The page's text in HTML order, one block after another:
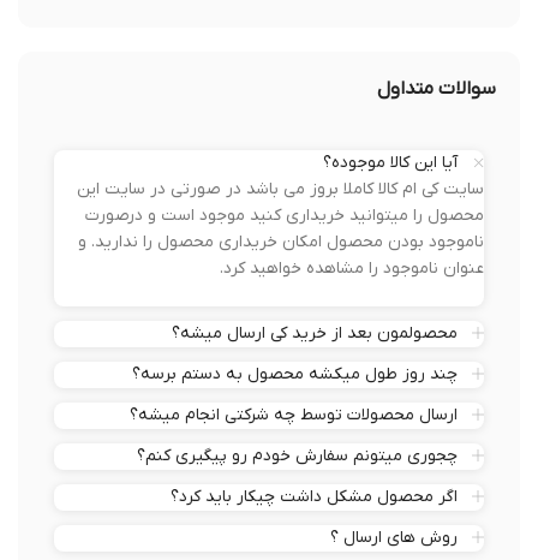
سوالات متداول
آیا این کالا موجوده؟
سایت کی ام کالا کاملا بروز می باشد در صورتی در سایت این
محصول را میتوانید خریداری کنید موجود است و درصورت
ناموجود بودن محصول امکان خریداری محصول را ندارید. و
عنوان ناموجود را مشاهده خواهید کرد.
محصولمون بعد از خرید کی ارسال میشه؟
چند روز طول میکشه محصول به دستم برسه؟
ارسال محصولات توسط چه شرکتی انجام میشه؟
چجوری میتونم سفارش خودم رو پیگیری کنم؟
اگر محصول مشکل داشت چیکار باید کرد؟
روش های ارسال ؟